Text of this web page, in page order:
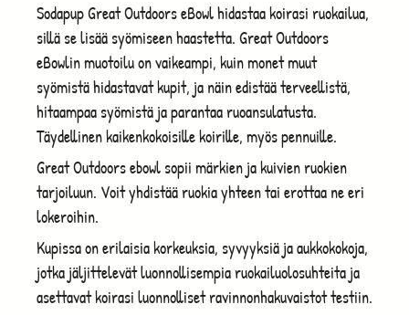
Sodapup Great Outdoors eBowl hidastaa koirasi ruokailua,
sillä se lisää syömiseen haastetta. Great Outdoors
eBowlin muotoilu on vaikeampi, kuin monet muut
syömistä hidastavat kupit, ja näin edistää terveellistä,
hitaampaa syömistä ja parantaa ruoansulatusta.
Täydellinen kaikenkokoisille koirille, myös pennuille.
Great Outdoors ebowl sopii märkien ja kuivien ruokien
tarjoiluun. Voit yhdistää ruokia yhteen tai erottaa ne eri
lokeroihin.
Kupissa on erilaisia korkeuksia, syvyyksiä ja aukkokokoja,
jotka jäljittelevät luonnollisempia ruokailuolosuhteita ja
asettavat koirasi luonnolliset ravinnonhakuvaistot testiin.